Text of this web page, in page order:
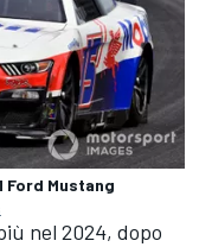
Ford Mustang
nel 2024, dopo